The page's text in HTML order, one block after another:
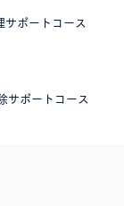
サポートコース
サポートコース